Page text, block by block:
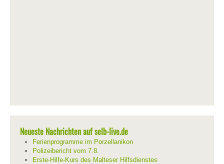
Neueste Nachrichten auf selb-live.de
Ferienprogramme im Porzellanikon
Polizeibericht vom 7.8.
Erste-Hilfe-Kurs des Malteser Hilfsdienstes